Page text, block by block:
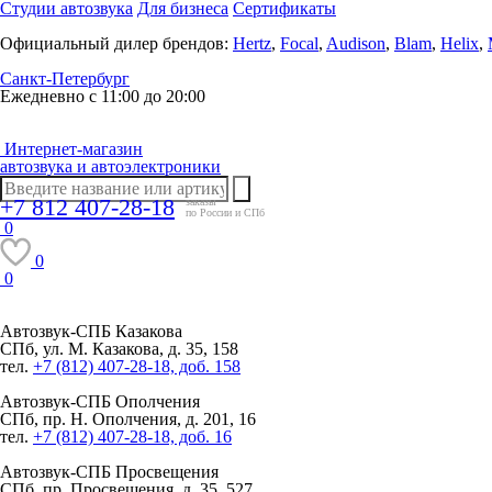
Студии автозвука Для бизнеса Сертификаты
Официальный дилер брендов: Hertz, Focal, Audison, Blam, Helix,
Санкт-Петербург
Ежедневно с 11:00 до 20:00
Интернет-магазин
автозвука и автоэлектроники
+7 812 407-28-18
заказы
по России и СПб
0
0
0
Автозвук-СПБ Казакова
СПб, ул. М. Казакова, д. 35, 158
тел. +7 (812) 407-28-18, доб. 158
Автозвук-СПБ Ополчения
СПб, пр. Н. Ополчения, д. 201, 16
тел. +7 (812) 407-28-18, доб. 16
Автозвук-СПБ Просвещения